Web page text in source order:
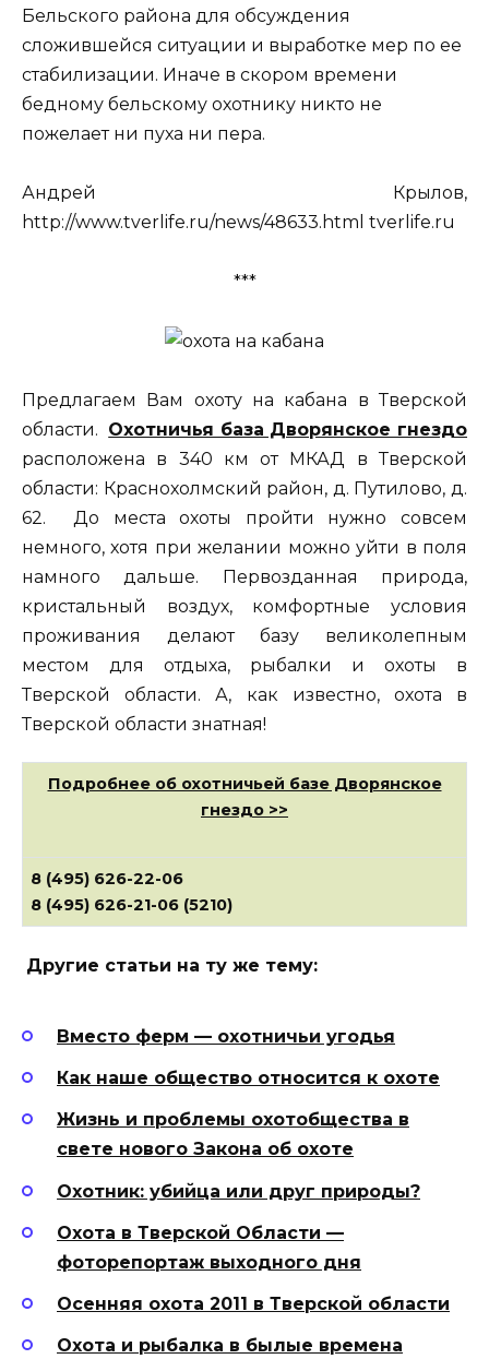
Бельского района для обсуждения
сложившейся ситуации и выработке мер по ее
стабилизации. Иначе в скором времени
бедному бельскому охотнику никто не
пожелает ни пуха ни пера.
Андрей Крылов,
http://www.tverlife.ru/news/48633.html tverlife.ru
***
Предлагаем Вам охоту на кабана в Тверской
области. Охотничья база Дворянское гнездо
расположена в 340 км от МКАД в Тверской
области: Краснохолмский район, д. Путилово, д.
62. До места охоты пройти нужно совсем
немного, хотя при желании можно уйти в поля
намного дальше. Первозданная природа,
кристальный воздух, комфортные условия
проживания делают базу великолепным
местом для отдыха, рыбалки и охоты в
Тверской области. А, как известно, охота в
Тверской области знатная!
Подробнее об охотничьей базе Дворянское
гнездо >>
8 (495) 626-22-06
8 (495) 626-21-06 (5210)
Другие статьи на ту же тему:
Вместо ферм — охотничьи угодья
Как наше общество относится к охоте
Жизнь и проблемы охотобщества в
свете нового Закона об охоте
Охотник: убийца или друг природы?
Охота в Тверской Области —
фоторепортаж выходного дня
Осенняя охота 2011 в Тверской области
Охота и рыбалка в былые времена